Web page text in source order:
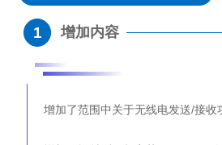
1 增加内容
增加了范围中关于无线电发送/接收